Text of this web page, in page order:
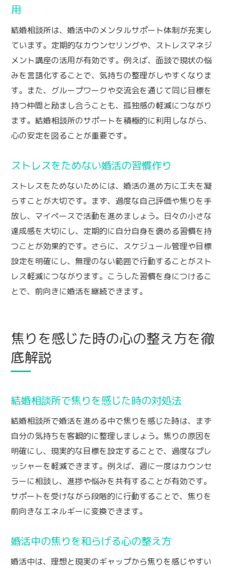
用
結婚相談所は、婚活中のメンタルサポート体制が充実し
ています。定期的なカウンセリングや、ストレスマネジ
メント講座の活用が有効です。例えば、面談で現状の悩
みを言語化することで、気持ちの整理がしやすくなりま
す。また、グループワークや交流会を通じて同じ目標を
持つ仲間と励まし合うことも、孤独感の軽減につながり
ます。結婚相談所のサポートを積極的に利用しながら、
心の安定を図ることが重要です。
ストレスをためない婚活の習慣作り
ストレスをためないためには、婚活の進め方に工夫を凝
らすことが大切です。まず、過度な自己評価や焦りを手
放し、マイペースで活動を進めましょう。日々の小さな
達成感を大切にし、定期的に自分自身を褒める習慣を持
つことが効果的です。さらに、スケジュール管理や目標
設定を明確にし、無理のない範囲で行動することがスト
レス軽減につながります。こうした習慣を身につけるこ
とで、前向きに婚活を継続できます。
焦りを感じた時の心の整え方を徹
底解説
結婚相談所で焦りを感じた時の対処法
結婚相談所で婚活を進める中で焦りを感じた時は、まず
自分の気持ちを客観的に整理しましょう。焦りの原因を
明確にし、現実的な目標を設定することで、過度なプレ
ッシャーを軽減できます。例えば、週に一度はカウンセ
ラーに相談し、進捗や悩みを共有することが有効です。
サポートを受けながら段階的に行動することで、焦りを
前向きなエネルギーに変換できます。
婚活中の焦りを和らげる心の整え方
婚活中は、理想と現実のギャップから焦りを感じやすい